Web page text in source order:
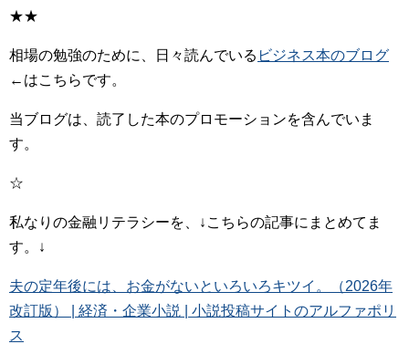
★★
相場の勉強のために、日々読んでいる ビジネス本のブログ
←はこちらです。
当ブログは、読了した本のプロモーションを含んでいま
す。
☆
私なりの金融リテラシーを、↓こちらの記事にまとめてま
す。↓
夫の定年後には、お金がないといろいろキツイ。（2026年
改訂版） | 経済・企業小説 | 小説投稿サイトのアルファポリ
ス